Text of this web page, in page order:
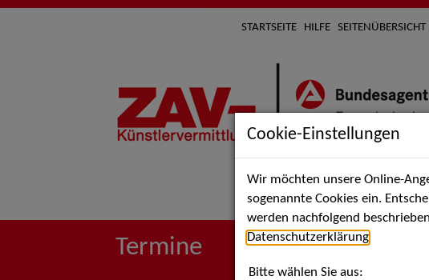
STARTSEITE HILFE SEITENÜBERSICHT
Suche nach
Termine
Cookie-Einstellungen
Wir möchten unsere Online-
sogenannte Cookies ein.
werden nachfolgend
Datenschutzerklärung
Bitte wählen Sie aus: